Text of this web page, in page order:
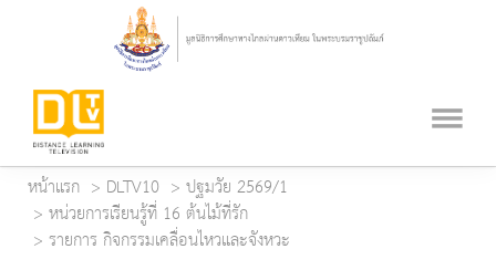
หน้าแรก DLTV10
ปฐมวัย 2569/1
หน่วยการเรียนรู้ที่ 16 ต้นไม้ที่รัก
รายการ กิจกรรมเคลื่อนไหวและจังหวะ